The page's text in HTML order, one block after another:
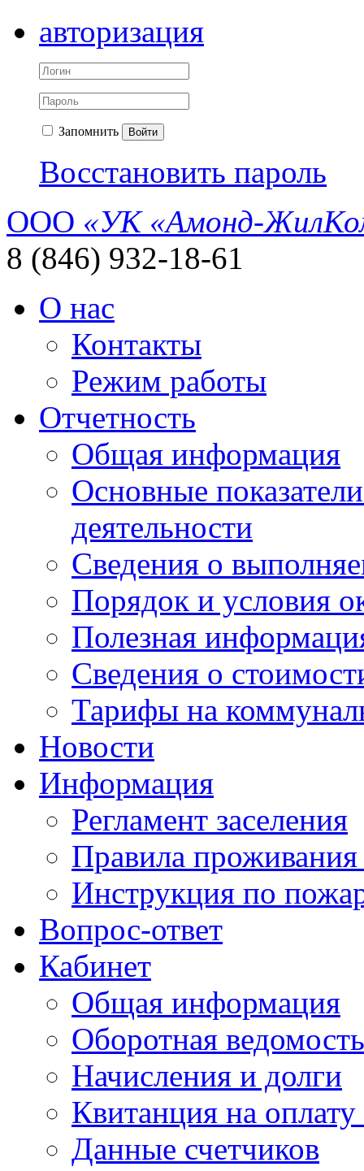
авторизация
Запомнить Войти
Восстановить пароль
ООО «УК «Амонд-
8 (846) 932-18-61
О нас
Контакты
Режим работы
Отчетность
Общая информация
Основные
деятельности
Сведения о
Порядок и условия
Полезная
Сведения о
Тарифы на
Новости
Информация
Регламент заселения
Правила
Инструкция по
Вопрос-ответ
Кабинет
Общая информация
Оборотная ведомость
Начисления и долги
Квитанция на
Данные счетчиков